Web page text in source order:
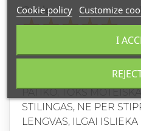
Grade
2025-11-08
PATIKO, TOKS
STILINGAS, NE PER
LENGVAS, ILGAI ISLIEKA
Cookie policy Customize
I